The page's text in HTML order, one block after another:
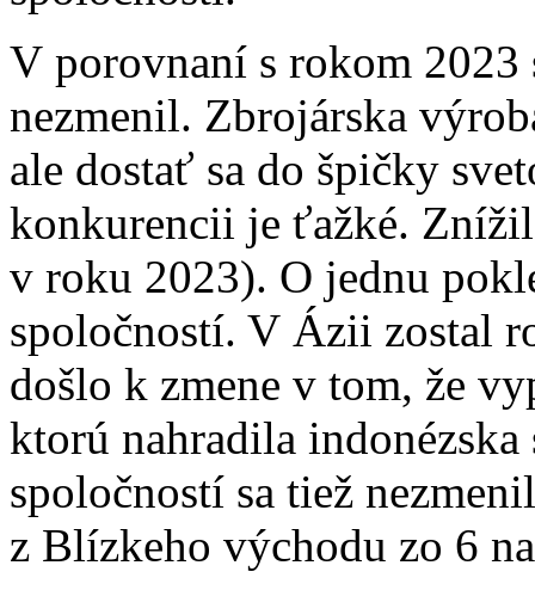
V porovnaní s rokom
nezmenil. Zbrojárska
ale dostať sa do špičky
konkurencii je ťažké.
v roku 2023). O jednu
spoločností. V Ázii zostal
došlo k zmene v tom, že
ktorú nahradila
spoločností sa tiež
z Blízkeho východu zo 6